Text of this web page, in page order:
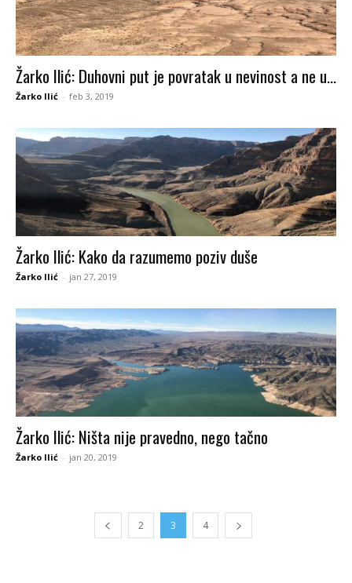
Žarko Ilić: Duhovni put je povratak u nevinost a ne u...
Žarko Ilić - feb 3, 2019
Žarko Ilić: Kako da razumemo poziv duše
Žarko Ilić - jan 27, 2019
Žarko Ilić: Ništa nije pravedno, nego tačno
Žarko Ilić - jan 20, 2019
2 3 4